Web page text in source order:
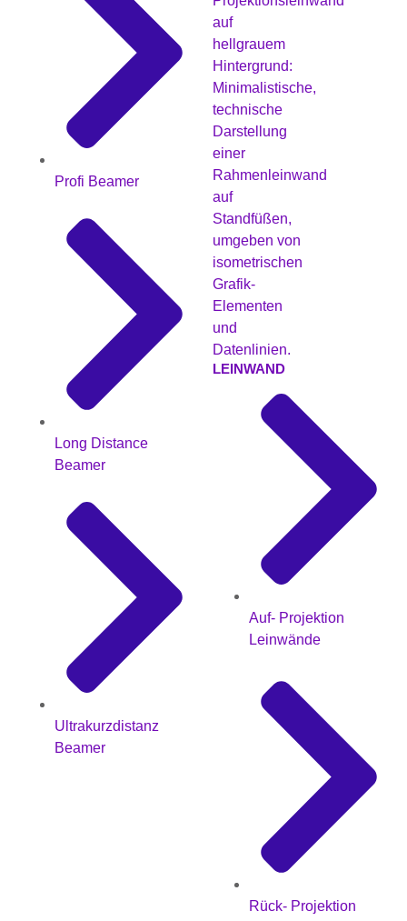
Profi Beamer
Long Distance
Beamer
Ultrakurzdistanz
Beamer
LEINWAND
Auf- Projektion
Leinwände
Rück- Projektion